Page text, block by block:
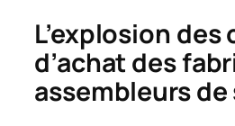
L’explosion des
d’achat des
assembleurs